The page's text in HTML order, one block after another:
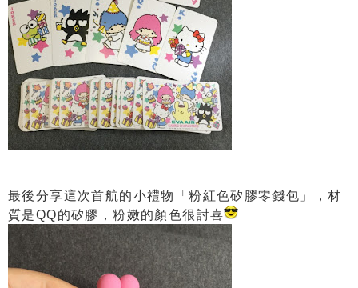
最後分享這次首航的小禮物「粉紅色矽膠零錢包」，材
質是QQ的矽膠，粉嫩的顏色很討喜